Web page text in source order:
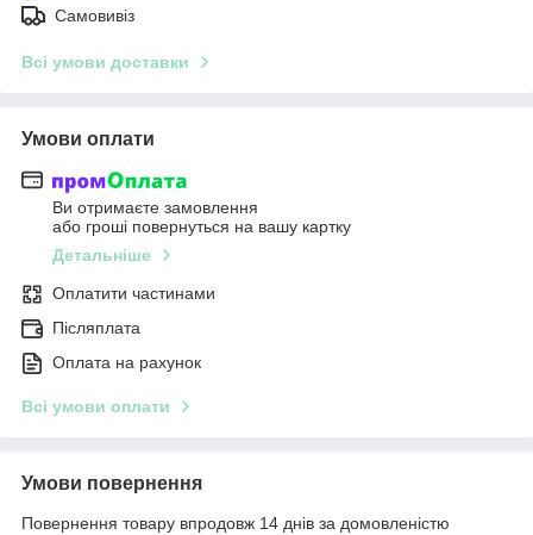
Самовивіз
Всі умови доставки
Умови оплати
Ви отримаєте замовлення
або гроші повернуться на вашу картку
Детальніше
Оплатити частинами
Післяплата
Оплата на рахунок
Всі умови оплати
Умови повернення
Повернення товару впродовж 14 днів за домовленістю